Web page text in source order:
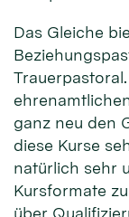
Das Gleiche
ganz neu den
diese Kurse
natürlich sehr
Kursformate
über